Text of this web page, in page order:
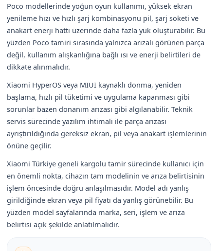
Poco modellerinde yoğun oyun kullanımı, yüksek ekran
yenileme hızı ve hızlı şarj kombinasyonu pil, şarj soketi ve
anakart enerji hattı üzerinde daha fazla yük oluşturabilir. Bu
yüzden Poco tamiri sırasında yalnızca arızalı görünen parça
değil, kullanım alışkanlığına bağlı ısı ve enerji belirtileri de
dikkate alınmalıdır.
Xiaomi HyperOS veya MIUI kaynaklı donma, yeniden
başlama, hızlı pil tüketimi ve uygulama kapanması gibi
sorunlar bazen donanım arızası gibi algılanabilir. Teknik
servis sürecinde yazılım ihtimali ile parça arızası
ayrıştırıldığında gereksiz ekran, pil veya anakart işlemlerinin
önüne geçilir.
Xiaomi Türkiye geneli kargolu tamir sürecinde kullanıcı için
en önemli nokta, cihazın tam modelinin ve arıza belirtisinin
işlem öncesinde doğru anlaşılmasıdır. Model adı yanlış
girildiğinde ekran veya pil fiyatı da yanlış görünebilir. Bu
yüzden model sayfalarında marka, seri, işlem ve arıza
belirtisi açık şekilde anlatılmalıdır.